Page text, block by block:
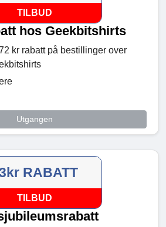
TILBUD
hos Geekbitshirts
kr rabatt på bestillinger over
Utgangen
RABATT
TILBUD